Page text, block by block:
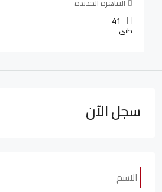
القاهرة الجديدة
41
طبي
سجل الآن